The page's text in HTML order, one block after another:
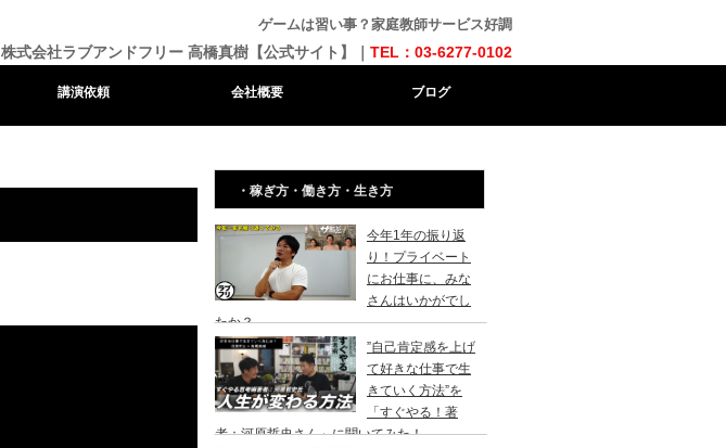
ゲームは習い事？家庭教師サービス好調
株式会社ラブアンドフリー 高橋真樹【公式サイト】｜ TEL：03-6277-0102
講演依頼 会社概要 ブログ
・稼ぎ方・働き方・生き方
今年1年の振り返
り！プライベート
にお仕事に、みな
さんはいかがでし
たか？
”自己肯定感を上げ
て好きな仕事で生
きていく方法”を
「すぐやる！著
者：河原哲史さん」に聞いてみた！